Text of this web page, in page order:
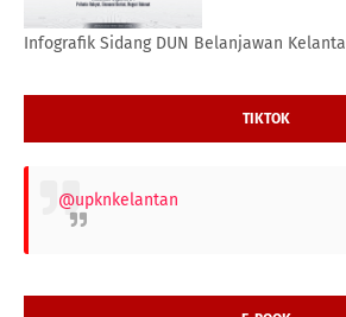
Infografik Sidang DUN Belanjawan
TIKTOK
@upknkelantan